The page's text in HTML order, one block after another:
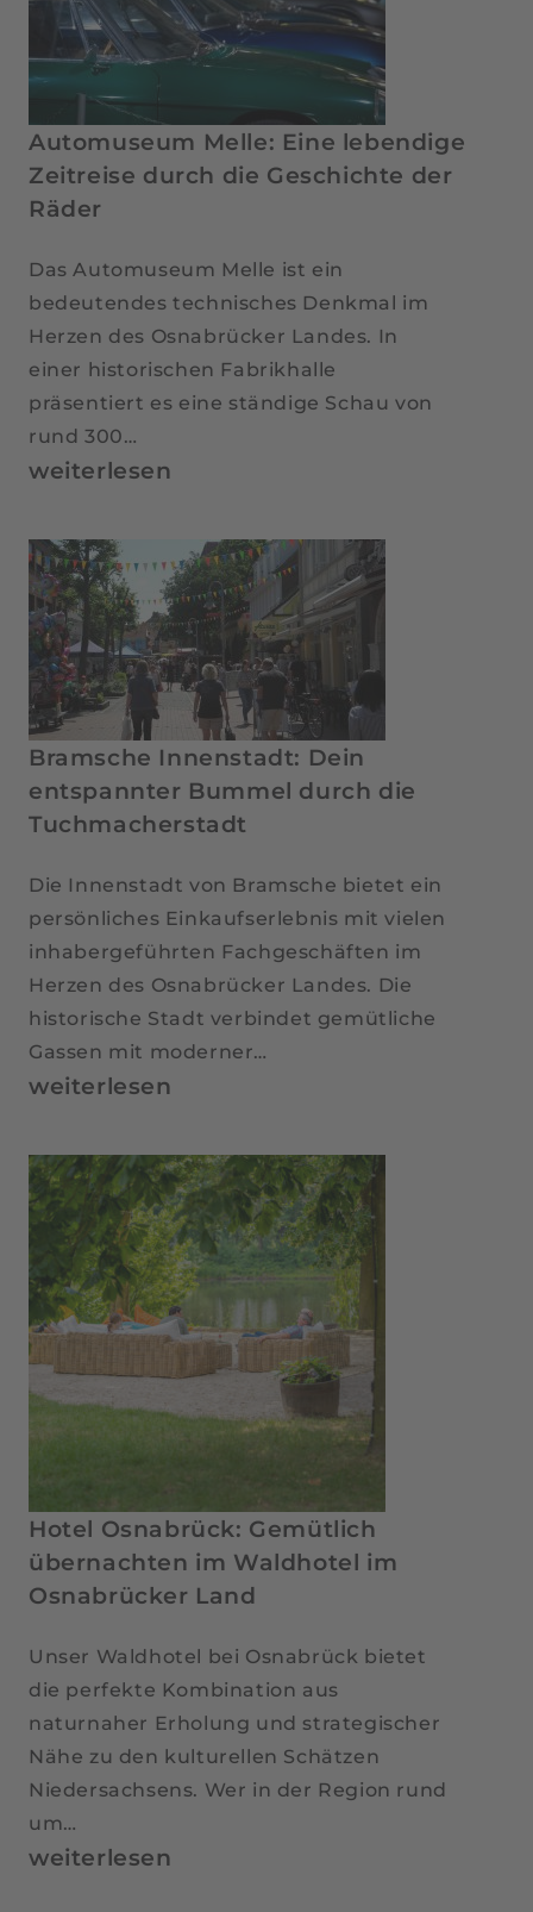
Automuseum Melle: Eine lebendige
Zeitreise durch die Geschichte der
Räder
Das Automuseum Melle ist ein
bedeutendes technisches Denkmal im
Herzen des Osnabrücker Landes. In
einer historischen Fabrikhalle
präsentiert es eine ständige Schau von
rund 300…
Automuseum
Eine
lebendige
Zeitreise
durch
die
Geschichte
der
Räder
weiterlesen
Bramsche Innenstadt: Dein
entspannter Bummel durch die
Tuchmacherstadt
Die Innenstadt von Bramsche bietet ein
persönliches Einkaufserlebnis mit vielen
inhabergeführten Fachgeschäften im
Herzen des Osnabrücker Landes. Die
historische Stadt verbindet gemütliche
Gassen mit moderner…
Bramsche
Dein
entspannter
Bummel
durch
die
Tuchmacherstadt
weiterlesen
Hotel Osnabrück: Gemütlich
übernachten im Waldhotel im
Osnabrücker Land
Unser Waldhotel bei Osnabrück bietet
die perfekte Kombination aus
naturnaher Erholung und strategischer
Nähe zu den kulturellen Schätzen
Niedersachsens. Wer in der Region rund
um…
Hotel
weiterlesen